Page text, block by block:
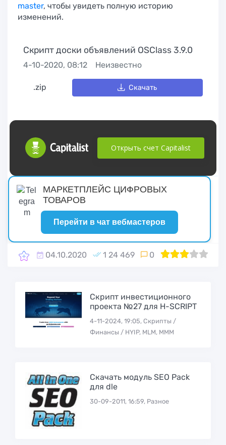
master, чтобы увидеть полную историю
изменений.
Cкрипт доски объявлений OSClass 3.9.0
4-10-2020, 08:12 Неизвестно
.zip Скачать
Открыть счет Capitalist
МАРКЕТПЛЕЙС ЦИФРОВЫХ
ТОВАРОВ
Перейти в чат вебмастеров
04.10.2020 1 24 469 0 60
1 2 3 4 5
Скрипт инвестиционного
проекта №27 для H-SCRIPT
4-11-2024, 19:05, Скрипты /
Финансы / HYIP, MLM, МММ
Скачать модуль SEO Pack
для dle
30-09-2011, 16:59, Разное